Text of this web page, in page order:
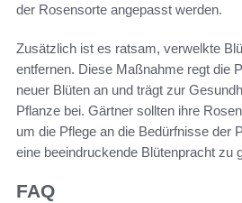
der Rosensorte angepasst werden.
Zusätzlich ist es ratsam, verwelkte
entfernen. Diese Maßnahme regt die
neuer Blüten an und trägt zur
Pflanze bei. Gärtner sollten ihre
um die Pflege an die Bedürfnisse der
eine beeindruckende Blütenpracht zu
FAQ